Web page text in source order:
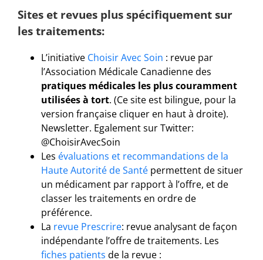
Sites et revues plus spécifiquement sur
les traitements:
L’initiative Choisir Avec Soin : revue par
l’Association Médicale Canadienne des
pratiques médicales les plus couramment
utilisées à tort. (Ce site est bilingue, pour la
version française cliquer en haut à droite).
Newsletter. Egalement sur Twitter:
@ChoisirAvecSoin
Les évaluations et recommandations de la
Haute Autorité de Santé permettent de situer
un médicament par rapport à l’offre, et de
classer les traitements en ordre de
préférence.
La revue Prescrire: revue analysant de façon
indépendante l’offre de traitements. Les
fiches patients de la revue :